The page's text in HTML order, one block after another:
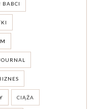
BABCI
CIĄŻA